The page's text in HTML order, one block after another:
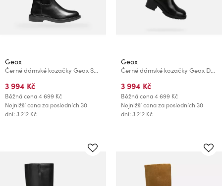
Geox
Černé dámské kozačky Geox Serilda
3 994 Kč
Běžná cena4 699 Kč
Nejnižší cena za posledních 30
dní: 3 212 Kč
Geox
Černé dámské kozačky Geox Damiana
3 994 Kč
Běžná cena4 699 Kč
Nejnižší cena za posledních 30
dní: 3 212 Kč